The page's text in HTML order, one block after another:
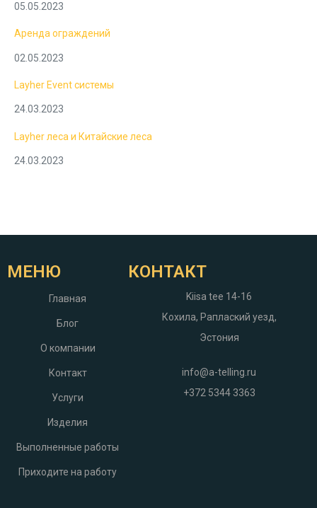
05.05.2023
Аренда ограждений
02.05.2023
Layher Event системы
24.03.2023
Layher леса и Китайские леса
24.03.2023
МЕНЮ
Главная
Блог
О компании
Контакт
Услуги
Изделия
Выполненные работы
Приходите на работу
КОНТАКТ
Kiisa tee 14-16
Кохила, Раплаский уезд,
Эстония
info@a-telling.ru
+372 5344 3363